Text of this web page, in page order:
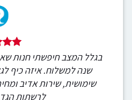
בגלל המצב חיפשתי חנות
שנה למשלוח. איזה כיף
שימושית, שירות אדיב
לרשתות